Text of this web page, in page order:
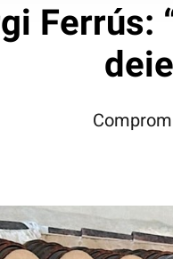
Ferrús: